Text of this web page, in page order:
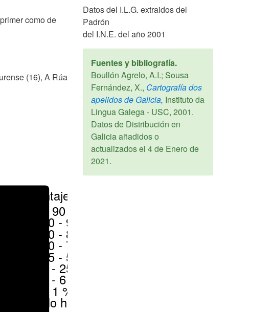
como de
(16), A Rúa
Porcentajes
> 90 %
80 - 90 %
70 - 80 %
50 - 70 %
25 - 50 %
6 - 25 %
1 - 6 %
< 1 %
No hay
Datos del I.L.G. extraidos del
Padrón
del I.N.E. del año 2001
Fuentes y bibliografía.
Boullón Agrelo, A.I.; Sousa
Fernández, X., Cartografía dos
apelidos de Galicia, Instituto da
Lingua Galega - USC, 2001.
Datos de Distribución en
Galicia añadidos o
actualizados el 4 de Enero de
2021.